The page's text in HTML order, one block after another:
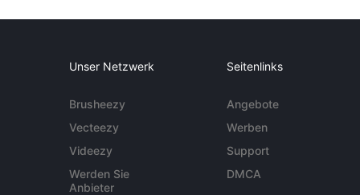
Unser Netzwerk
Brusheezy
Vecteezy
Videezy
Werden Sie
Anbieter
Seitenlinks
Angebote
Werben
Support
DMCA